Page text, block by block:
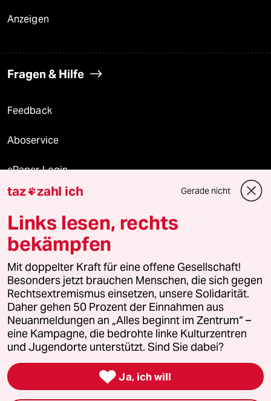
Anzeigen
Fragen & Hilfe
Feedback
Aboservice
ePaper Login
Downloads für Abonnierende
© 2026 taz Verlags und Vertriebs GmbH
Alle Rechte vorbehalten. Bei rechtlichen Fragen oder für Genehmigungen
wenden Sie sich bitte an
lizenzen@taz.de
Feedback Redaktionsstatut Kommune-Richtlinien
Leitlinie Informant Datenschutz Impressum AGB
Seitenwende Einwilligungen widerrufen (Ads)
taz zahl ich Gerade nicht
Links lesen, rechts
bekämpfen
Mit doppelter Kraft für eine offene Gesellschaft!
Besonders jetzt brauchen Menschen, die sich gegen
Rechtsextremismus einsetzen, unsere Solidarität.
Daher gehen 50 Prozent der Einnahmen aus
Neuanmeldungen an „Alles beginnt im Zentrum“ –
eine Kampagne, die bedrohte linke Kulturzentren
und Jugendorte unterstützt. Sind Sie dabei?
 Ja, ich will